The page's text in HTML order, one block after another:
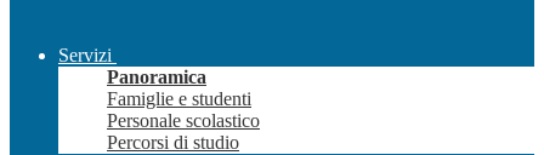
Servizi
Panoramica
Famiglie e studenti
Personale scolastico
Percorsi di studio